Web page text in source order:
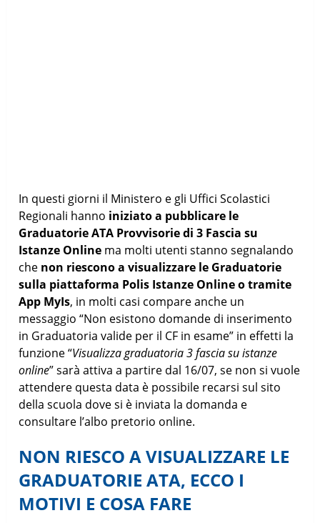
In questi giorni il Ministero e gli Uffici Scolastici
Regionali hanno iniziato a pubblicare le
Graduatorie ATA Provvisorie di 3 Fascia su
Istanze Online ma molti utenti stanno segnalando
che non riescono a visualizzare le Graduatorie
sulla piattaforma Polis Istanze Online o tramite
App MyIs, in molti casi compare anche un
messaggio “Non esistono domande di inserimento
in Graduatoria valide per il CF in esame” in effetti la
funzione “Visualizza graduatoria 3 fascia su istanze
online” sarà attiva a partire dal 16/07, se non si vuole
attendere questa data è possibile recarsi sul sito
della scuola dove si è inviata la domanda e
consultare l’albo pretorio online.
NON RIESCO A VISUALIZZARE LE
GRADUATORIE ATA, ECCO I
MOTIVI E COSA FARE